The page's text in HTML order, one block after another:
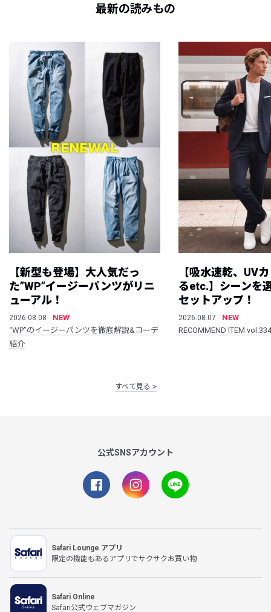
最新の読みもの
【新型も登場】大人気だっ
た”WP”イージーパンツがリニ
ューアル！
2026.08.08
NEW
“WP”のイージーパンツを徹底解説&コーデ
紹介
【吸水速乾、UV
るetc.】シーンを
セットアップ！
2026.08.07
NEW
RECOMMEND ITEM vol.334
すべて見る
公式SNSアカウント
Safari Lounge アプリ
限定の機能もあるアプリでサクサクお買い物
Safari Online
Safari公式ウェブマガジン